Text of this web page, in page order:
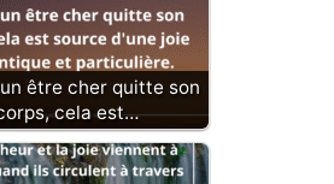
être cher quitte son
cela est…